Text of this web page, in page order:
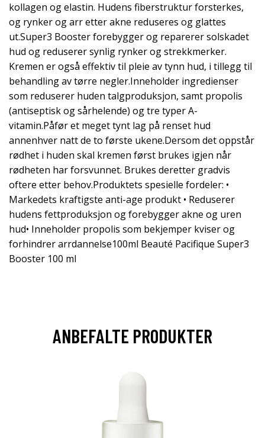
kollagen og elastin. Hudens fiberstruktur forsterkes,
og rynker og arr etter akne reduseres og glattes
ut.Super3 Booster forebygger og reparerer solskadet
hud og reduserer synlig rynker og strekkmerker.
Kremen er også effektiv til pleie av tynn hud, i tillegg til
behandling av tørre negler.Inneholder ingredienser
som reduserer huden talgproduksjon, samt propolis
(antiseptisk og sårhelende) og tre typer A-
vitamin.Påfør et meget tynt lag på renset hud
annenhver natt de to første ukene.Dersom det oppstår
rødhet i huden skal kremen først brukes igjen når
rødheten har forsvunnet. Brukes deretter gradvis
oftere etter behov.Produktets spesielle fordeler: •
Markedets kraftigste anti-age produkt • Reduserer
hudens fettproduksjon og forebygger akne og uren
hud• Inneholder propolis som bekjemper kviser og
forhindrer arrdannelse100ml Beauté Pacifique Super3
Booster 100 ml
ANBEFALTE PRODUKTER